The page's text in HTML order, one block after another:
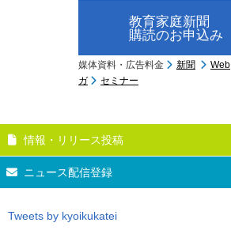
教育家庭新聞
購読のお申込み
媒体資料・広告料金 新聞 Web
ガ
セミナー
情報・リリース投稿
ニュース配信登録
Tweets by kyoikukatei